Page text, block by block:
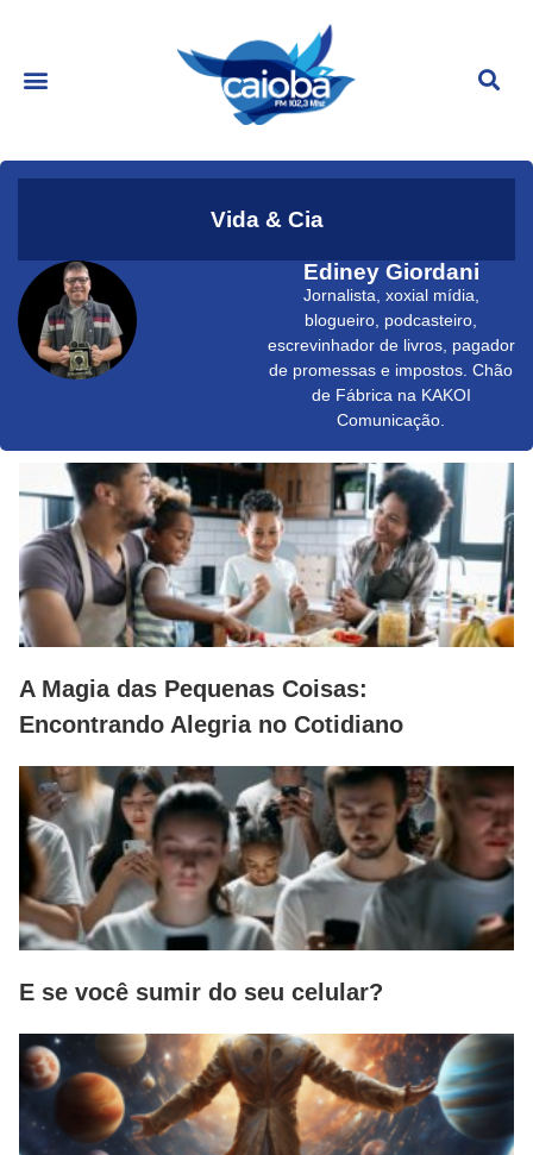
Vida & Cia
Ediney Giordani
Jornalista, xoxial mídia,
blogueiro, podcasteiro,
escrevinhador de livros, pagador
de promessas e impostos. Chão
de Fábrica na KAKOI
Comunicação.
A Magia das Pequenas Coisas:
Encontrando Alegria no Cotidiano
E se você sumir do seu celular?